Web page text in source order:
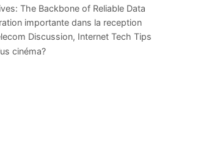
The Backbone of Reliable Data
importante dans la reception
Discussion, Internet Tech Tips
cinéma?